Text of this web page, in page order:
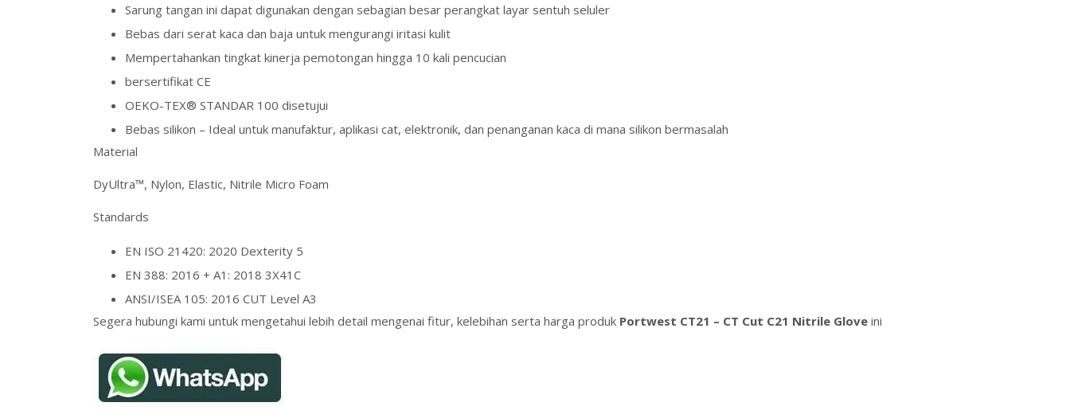
Sarung tangan ini dapat digunakan dengan sebagian besar perangkat layar sentuh seluler
Bebas dari serat kaca dan baja untuk mengurangi iritasi kulit
Mempertahankan tingkat kinerja pemotongan hingga 10 kali pencucian
bersertifikat CE
OEKO-TEX® STANDAR 100 disetujui
Bebas silikon – Ideal untuk manufaktur, aplikasi cat, elektronik, dan penanganan kaca di mana silikon bermasalah
Material
DyUltra™, Nylon, Elastic, Nitrile Micro Foam
Standards
EN ISO 21420: 2020 Dexterity 5
EN 388: 2016 + A1: 2018 3X41C
ANSI/ISEA 105: 2016 CUT Level A3
Segera hubungi kami untuk mengetahui lebih detail mengenai fitur, kelebihan serta harga produk Portwest CT21 – CT Cut C21 Nitrile Glove ini